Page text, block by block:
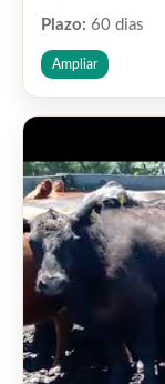
Plazo: 60 dias
Ampliar